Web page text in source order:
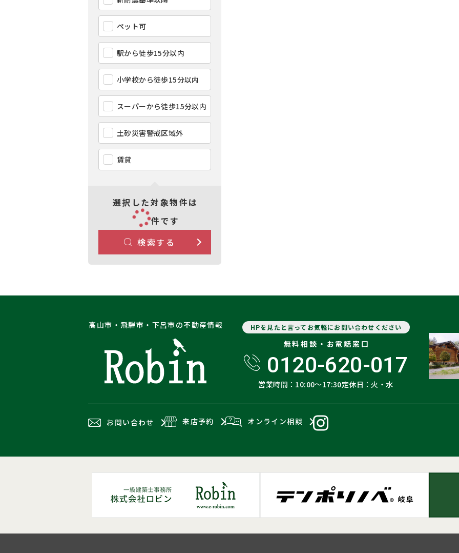
ペット可
駅から徒歩15分以内
小学校から徒歩15分以内
スーパーから徒歩15分以内
土砂災害警戒区域外
賃貸
選択した対象物件は
件です
検索する
高山市・飛騨市・下呂市の不動産情報 HPを見たと言ってお気軽にお問い合わせください
無料相談・お電話窓口
0120-620-017
営業時間：10:00〜17:30定休日：火・水
お問い合わせ 来店予約 オンライン相談